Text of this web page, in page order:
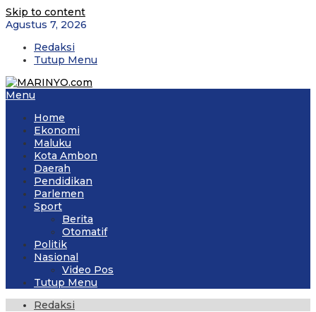
Skip to content
Agustus 7, 2026
Redaksi
Tutup Menu
Menu
Home
Ekonomi
Maluku
Kota Ambon
Daerah
Pendidikan
Parlemen
Sport
Berita
Otomatif
Politik
Nasional
Video Pos
Tutup Menu
Redaksi